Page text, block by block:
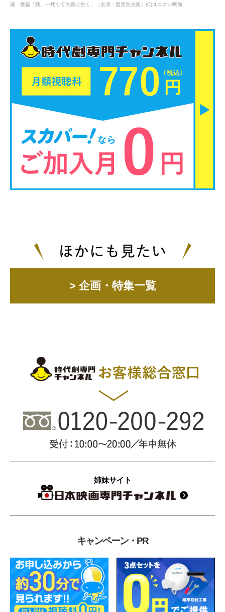
蔵 後篇「我、一死もて大義に生く」（主演：里見浩太朗）(C)ユニオン映画
> 企画・特集一覧
姉妹サイト
キャンペーン・PR